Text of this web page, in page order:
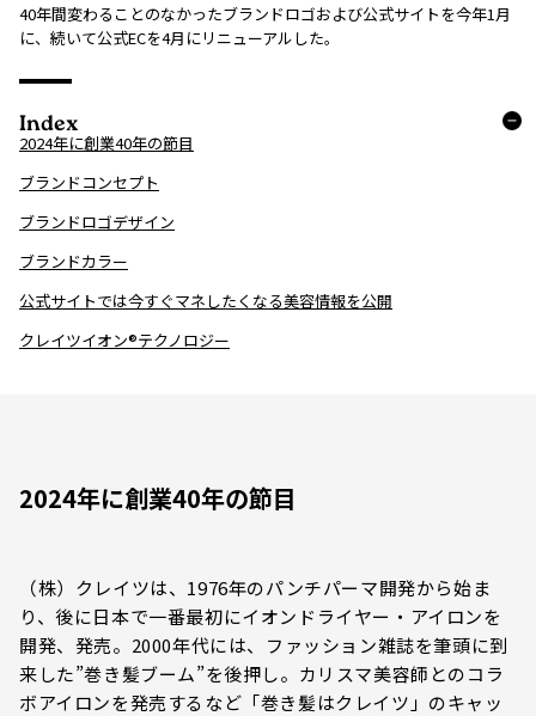
40年間変わることのなかったブランドロゴおよび公式サイトを今年1月
に、続いて公式ECを4月にリニューアルした。
Index
2024年に創業40年の節目
ブランドコンセプト
ブランドロゴデザイン
ブランドカラー
公式サイトでは今すぐマネしたくなる美容情報を公開
クレイツイオン®テクノロジー
2024年に創業40年の節目
（株）クレイツは、1976年のパンチパーマ開発から始ま
り、後に日本で一番最初にイオンドライヤー・アイロンを
開発、発売。2000年代には、ファッション雑誌を筆頭に到
来した”巻き髪ブーム”を後押し。カリスマ美容師とのコラ
ボアイロンを発売するなど「巻き髪はクレイツ」のキャッ